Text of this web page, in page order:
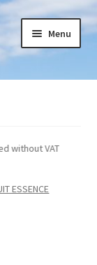
Menu
without VAT
ESSENCE